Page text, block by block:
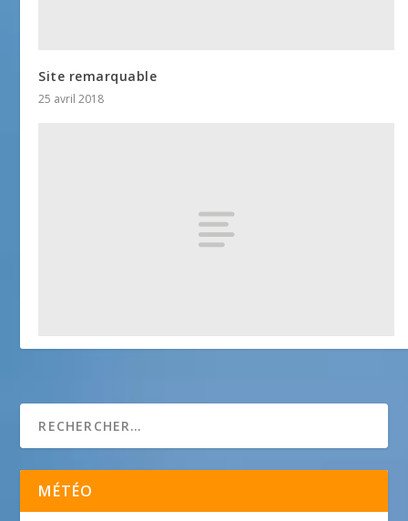
Site remarquable
25 avril 2018
MÉTÉO